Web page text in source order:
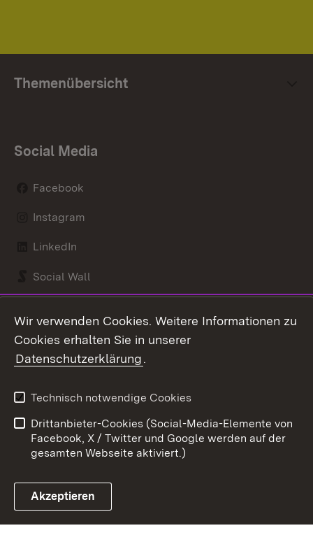
Themenübersicht
Social Media
Facebook
Instagram
LinkedIn
Social Wall
Link zum Landesportal
Kontakt
Barrierefreiheit
Impressum
Cookies
Wir verwenden Cookies. Weitere Informationen zu
Cookies erhalten Sie in unserer
Datenschutzerklärung.
Technisch notwendige Cookies
Drittanbieter-Cookies (Social-Media-Elemente von
Facebook, X / Twitter und Google werden auf der
gesamten Webseite aktiviert.)
Akzeptieren